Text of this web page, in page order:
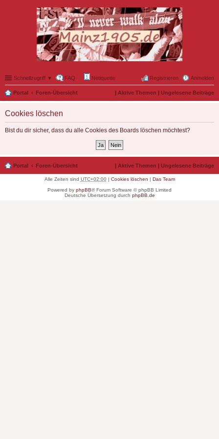
Schnellzugriff ▼ FAQ Netiquette Anmelden
Registrieren
Portal Foren-Übersicht | Aktive Themen | Ungelesene Beiträge
Cookies löschen
Bist du dir sicher, dass du alle Cookies des Boards löschen möchtest?
Portal Foren-Übersicht | Aktive Themen | Ungelesene Beiträge
Alle Zeiten sind UTC+02:00| Cookies löschen | Das Team
Powered by phpBB® Forum Software © phpBB Limited
Deutsche Übersetzung durch phpBB.de